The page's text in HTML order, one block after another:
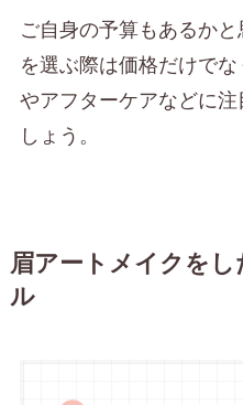
ご自身の予算もあるか
を選ぶ際は価格だけで
やアフターケアなどに
しょう。
眉アートメイクを
ル